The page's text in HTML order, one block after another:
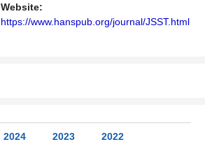
Website:
https://www.hanspub.org/journal/JSST.html
2024 2023
2022